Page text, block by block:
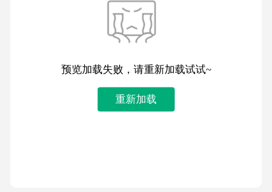
预览加载失败，请重新加载试试~
重新加载